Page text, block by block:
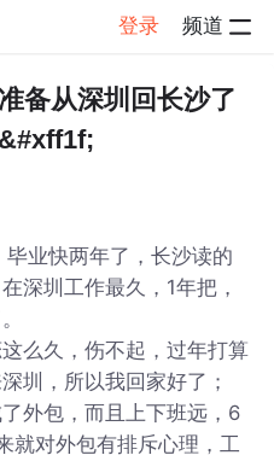
登录 频道
情
备从深圳回长沙了
业快两年了，长沙读的
深圳工作最久，1年把，
么久，伤不起，过年打算
圳，所以我回家好了；
外包，而且上下班远，6
就对外包有排斥心理，工